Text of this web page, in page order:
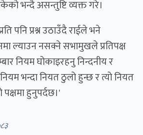
भन्दै असन्तुष्टि व्यक्त गरे।
पनि प्रश्न उठाउँदै राईले भने
ल्याउन नसक्ने सभामुखले प्रतिपक्ष
नियम घोकाइरहनु निन्दनीय र
भन्दा नियत ठुलो हुन्छ र त्यो नियत
हुनुपर्दछ।'